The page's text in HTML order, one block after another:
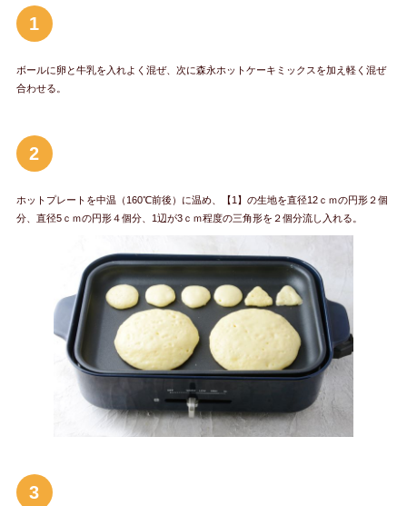
1
ボールに卵と牛乳を入れよく混ぜ、次に森永ホットケーキミックスを加え軽く混ぜ
合わせる。
2
ホットプレートを中温（160℃前後）に温め、【1】の生地を直径12ｃｍの円形２個
分、直径5ｃｍの円形４個分、1辺が3ｃｍ程度の三角形を２個分流し入れる。
3